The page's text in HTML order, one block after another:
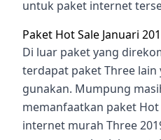
untuk paket internet
Paket Hot Sale Januari
Di luar paket yang
terdapat paket Three lain
gunakan. Mumpung
memanfaatkan paket Hot
internet murah Three